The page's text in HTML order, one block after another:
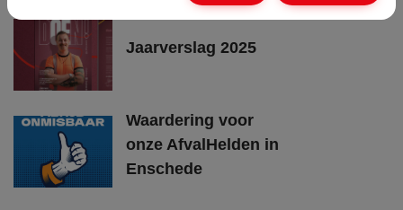
Jaarverslag 2025
Waardering voor
onze AfvalHelden in
Enschede